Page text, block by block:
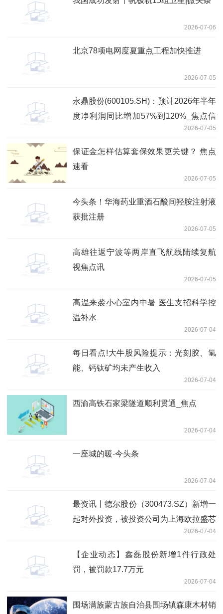
2026-07-06
北京78项电网度夏重点工程加快推进
2026-07-05
永鼎股份(600105.SH)：预计2026年半年
度净利润同比增加57%到120%_焦点信
2026-07-05
保证金怎样估算套保效果更关键？ 焦点
速看
2026-07-05
今头条！华海药业重酒石酸间羟胺注射液
获批注册
2026-07-05
高雄往返宁波等两岸直飞航线陆续复航
视焦点讯
2026-07-05
高温来袭小心室内中暑 医生支招科学控
温补水
2026-07-04
每日看点!大牛股风险提示：光刻胶、氢
能、钙钛矿均未产生收入
2026-07-04
西渝高铁石家梁隧道顺利贯通_焦点
2026-07-04
一座城的暖-今头条
2026-07-04
最资讯丨德尔股份（300473.SZ）新增一
起对外投资，被投资公司为上海欧拉盛芯
2026-07-04
【企业动态】鑫磊股份新增1件行政处
罚，被罚款17.7万元
2026-07-04
围场满族蒙古族自治县围场镇森康木材销